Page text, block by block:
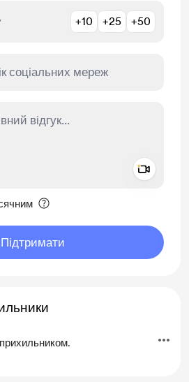
+10 +25 +50
Підтримати